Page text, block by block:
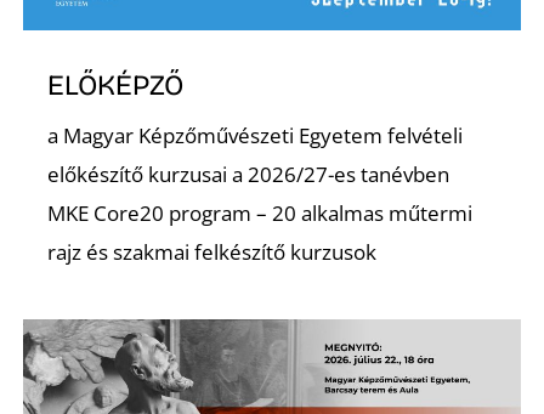
ELŐKÉPZŐ
a Magyar Képzőművészeti Egyetem felvételi
előkészítő kurzusai a 2026/27-es tanévben
MKE Core20 program – 20 alkalmas műtermi
rajz és szakmai felkészítő kurzusok